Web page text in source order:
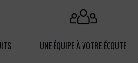
UNE ÉQUIPE À VOTRE ÉCOUTE